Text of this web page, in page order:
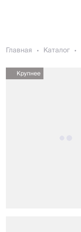
Главная Каталог
Крупнее